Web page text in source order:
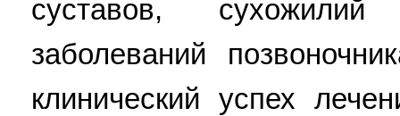
суставов,
заболеваний
клинический успех